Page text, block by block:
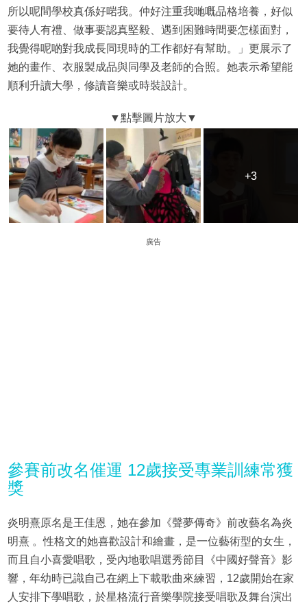
所以呢間學校真係好啱我。仲好注重我哋嘅品格培養，好似
要待人有禮、做事要認真堅毅、遇到困難時間要怎樣面對，
我覺得呢啲對我成長同現時的工作都好有幫助。」更展示了
她的畫作、衣服製成品與同學及老師的合照。她表示希望能
順利升讀大學，修讀音樂或時裝設計。
+3
+3
廣告
參賽前改名催運 12歲接受專業訓練常獲
獎
炎明熹原名是王佳恩，她在參加《聲夢傳奇》前改藝名為炎
明熹 。性格文的她喜歡設計和繪畫，是一位藝術型的女生，
而且自小喜愛唱歌，受內地歌唱選秀節目《中國好聲音》影
響，年幼時已識自己在網上下載歌曲來練習，12歲開始在家
人安排下學唱歌，於星格流行音樂學院接受唱歌及舞台演出